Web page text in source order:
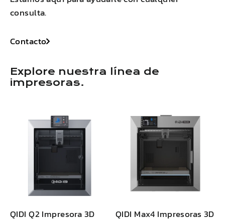
consulta.
Contacto
Explore nuestra línea de
impresoras.
QIDI Q2 Impresora 3D QIDI Max4 Impresoras 3D